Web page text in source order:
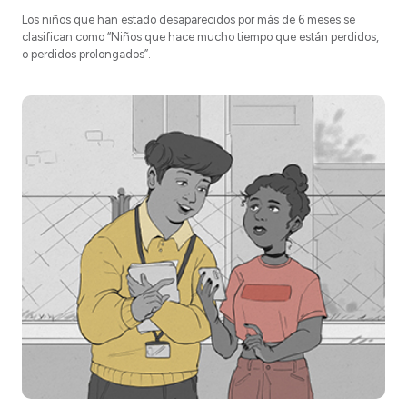
Los niños que han estado desaparecidos por más de 6 meses se
clasifican como “Niños que hace mucho tiempo que están perdidos,
o perdidos prolongados”.